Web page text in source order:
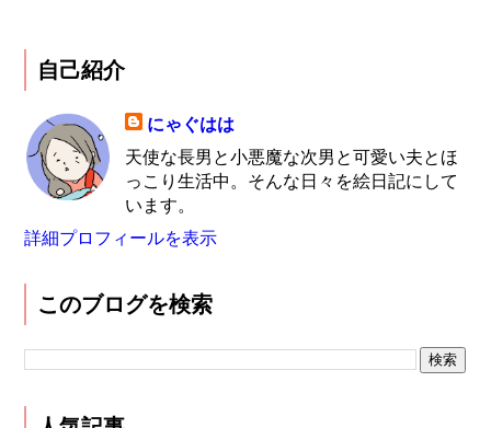
自己紹介
にゃぐはは
天使な長男と小悪魔な次男と可愛い夫とほ
っこり生活中。そんな日々を絵日記にして
います。
詳細プロフィールを表示
このブログを検索